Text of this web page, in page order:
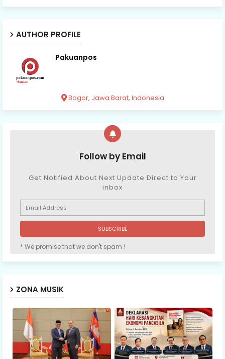
AUTHOR PROFILE
Pakuanpos
Bogor, Jawa Barat, Indonesia
Follow by Email
Get Notified About Next Update Direct to Your
inbox
* We promise that we don't spam !
ZONA MUSIK